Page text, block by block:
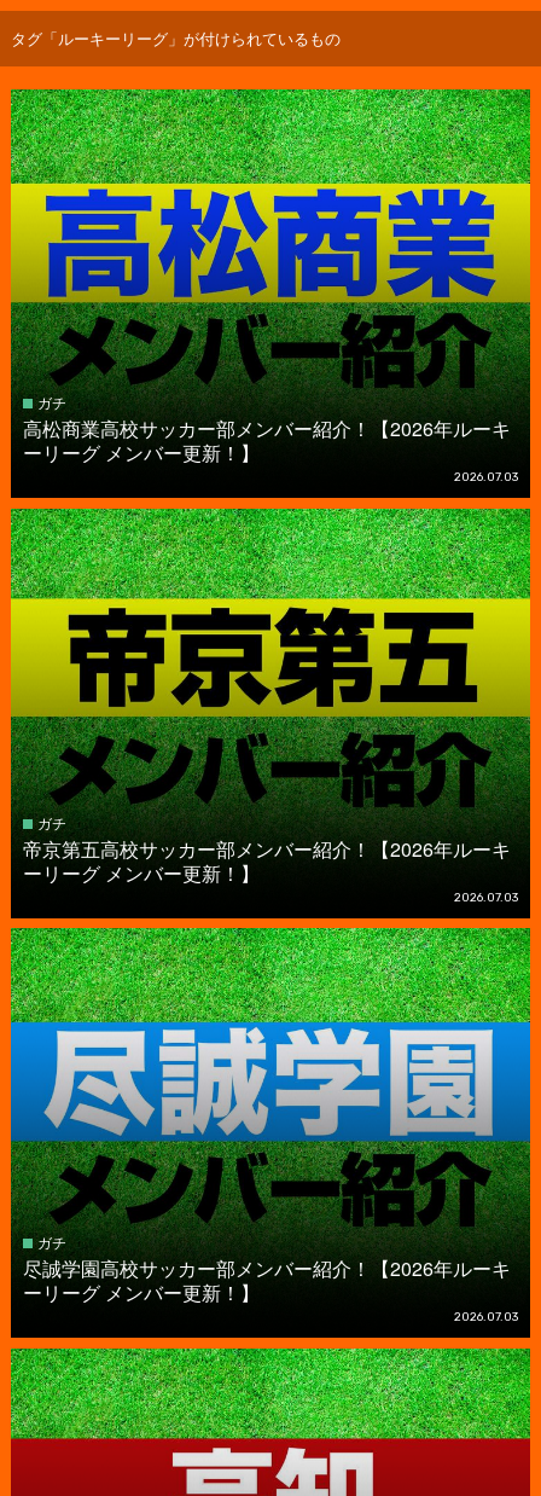
タグ「ルーキーリーグ」が付けられているもの
ガチ
高松商業高校サッカー部メンバー紹介！【2026年ルーキ
ーリーグ メンバー更新！】
2026.07.03
ガチ
帝京第五高校サッカー部メンバー紹介！【2026年ルーキ
ーリーグ メンバー更新！】
2026.07.03
ガチ
尽誠学園高校サッカー部メンバー紹介！【2026年ルーキ
ーリーグ メンバー更新！】
2026.07.03